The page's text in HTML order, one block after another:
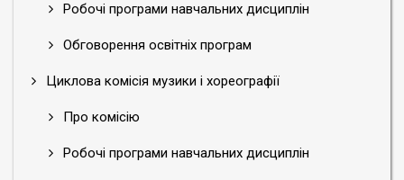
Робочі програми навчальних дисциплін
Обговорення освітніх програм
Циклова комісія музики і хореографії
Про комісію
Робочі програми навчальних дисциплін